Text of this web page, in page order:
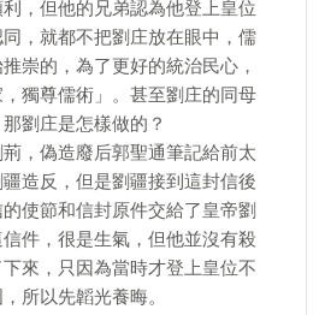
，但他的兄弟認為他登上皇位
，就都不把劉庄放在眼中，儒
崇的，為了更好的統治民心，
獨尊儒術」。甚至劉庄的同母
劉庄是怎樣做的？
，偽造廢后郭聖通筆記給前太
造反，但是劉疆接到這封信後
使節和信封原件交給了皇帝劉
件，很是生氣，但他並沒有殺
來，只因為當時才登上皇位不
所以先韜光養晦。